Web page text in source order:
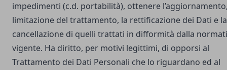
impedimenti (c.d. portabilità), ottenere
limitazione del trattamento, la rettificazione dei Dati e la
cancellazione di quelli trattati in difformità dalla
vigente. Ha diritto, per motivi legittimi, di opporsi al
Trattamento dei Dati Personali che lo riguardano ed al